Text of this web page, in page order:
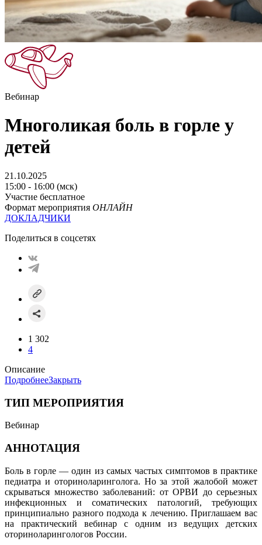
Вебинар
Многоликая боль в горле у
детей
21.10.2025
15:00 - 16:00 (мск)
Участие бесплатное
Формат мероприятия ОНЛАЙН
ДОКЛАДЧИКИ
Поделиться в соцсетях
1 302
4
Описание
ПодробнееЗакрыть
ТИП МЕРОПРИЯТИЯ
Вебинар
АННОТАЦИЯ
Боль в горле — один из самых частых симптомов в практике
педиатра и оториноларинголога. Но за этой жалобой может
скрываться множество заболеваний: от ОРВИ до серьезных
инфекционных и соматических патологий, требующих
принципиально разного подхода к лечению. Приглашаем вас
на практический вебинар с одним из ведущих детских
оториноларингологов России.